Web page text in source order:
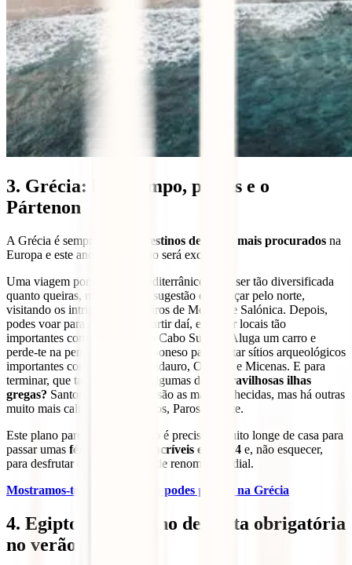
3. Grécia: bom tempo, praias e o
Pártenon
A Grécia é sempre um dos destinos de verão mais procurados na
Europa e este ano de 2024 não será exceção.
Uma viagem por este país mediterrânico pode ser tão diversificada
quanto queiras, mas uma boa sugestão é começar pelo norte,
visitando os intrigantes mosteiros de Meteora e Salónica. Depois,
podes voar para Atenas e, a partir daí, explorar locais tão
importantes como Delfos ou o Cabo Sunion. Aluga um carro e
perde-te na península do Peloponeso para visitar sítios arqueológicos
importantes como Corinto, Epidauro, Olímpia e Micenas. E para
terminar, que tal uns dias em algumas das
maravilhosas ilhas
gregas? Santorini e Mykonos são as mais conhecidas, mas há outras
muito mais calmas, como Naxos, Paros e Zante.
Este plano parece-te bem? Não é preciso ir muito longe de casa para
passar umas férias de verão incríveis em 2024 e, não esquecer,
para desfrutar da gastronomia de renome mundial.
Mostramos-te aqui o que não podes perder na Grécia
4. Egipto: um destino de visita obrigatória
no verão de 2024